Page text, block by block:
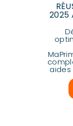
2025
aides